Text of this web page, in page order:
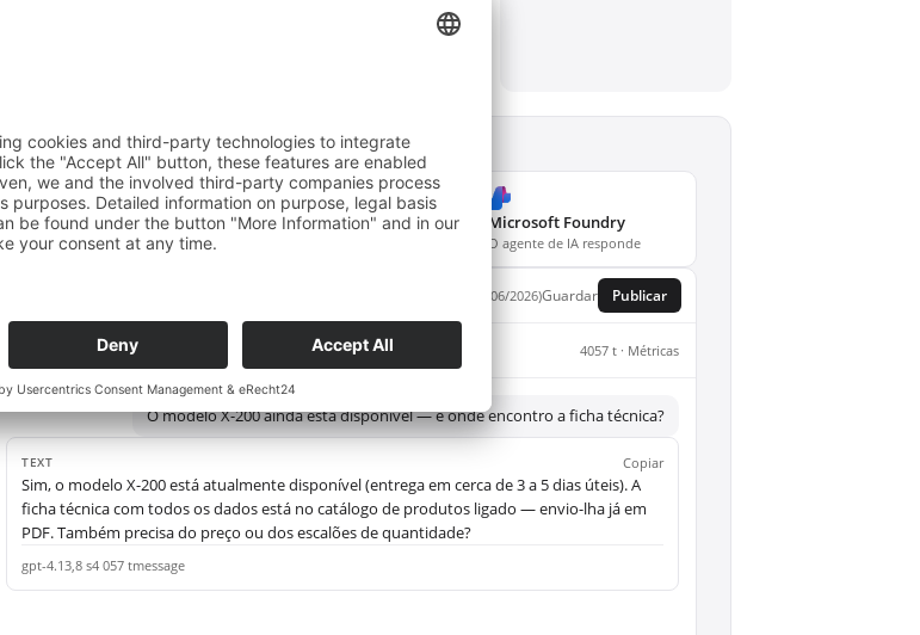
Microsoft Teams
Canal certo
Power Automate Microsoft Foundry
O agente de IA responde
Versão: 3 (20/06/2026)Guardar Publicar
Agente de pedidos 4057 t · Métricas
O modelo X-200 ainda está disponível — e onde encontro a ficha técnica?
TEXT Copiar
Sim, o modelo X-200 está atualmente disponível (entrega em cerca de 3 a 5 dias úteis). A
ficha técnica com todos os dados está no catálogo de produtos ligado — envio-lha já em
PDF. Também precisa do preço ou dos escalões de quantidade?
gpt-4.1 3,8 s4 057 tmessage